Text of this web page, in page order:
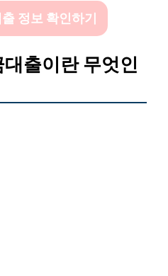
정보 확인하기
출이란 무엇인